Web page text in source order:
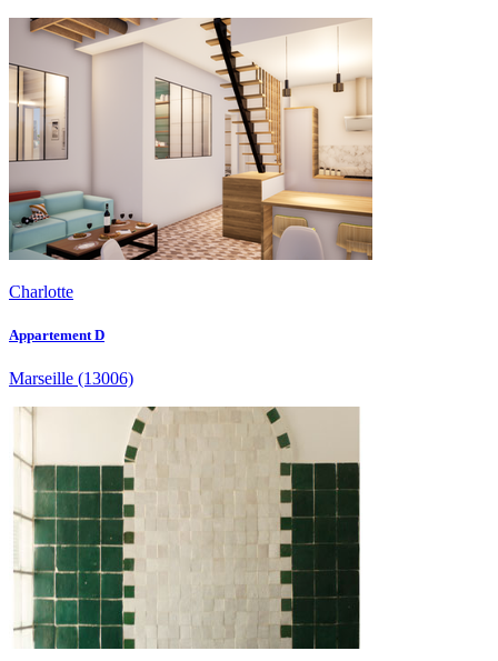
Charlotte
Appartement D
Marseille (13006)